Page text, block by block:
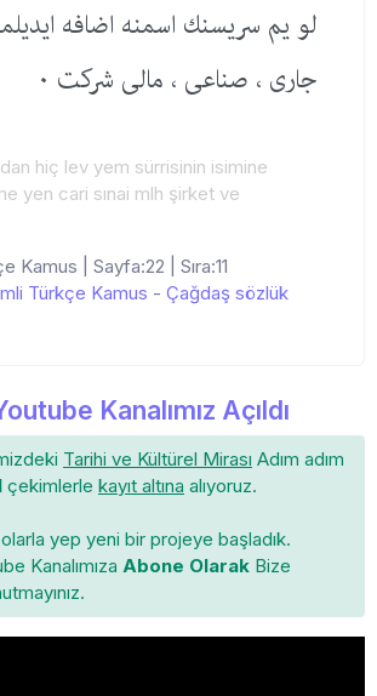
لو یم سریسنك اسمنه اضافه
جاری ، صناعی ، مالی شركت ٠
hiç lev yem sürrisinin isimine
yen cari sınai mlh şirket ve
Kamus | Sayfa:22 | Sıra:11
Türkçe Kamus - Çağdaş sözlük
Kanalımız Açıldı
Tarihi ve Kültürel Mirası Adım adım
çekimlerle kayıt altına alıyoruz.
yep yeni bir projeye başladık.
Kanalımıza Abone Olarak Bize